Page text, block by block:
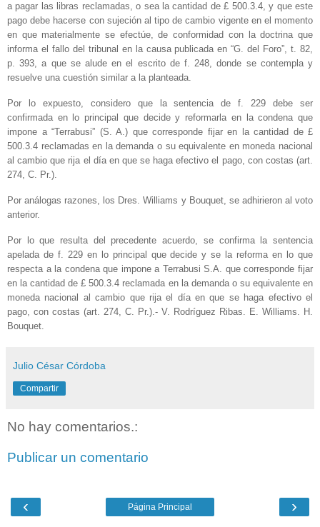
a pagar las libras reclamadas, o sea la cantidad de £ 500.3.4, y que este
pago debe hacerse con sujeción al tipo de cambio vigente en el momento
en que materialmente se efectúe, de conformidad con la doctrina que
informa el fallo del tribunal en la causa publicada en “G. del Foro”, t. 82,
p. 393, a que se alude en el escrito de f. 248, donde se contempla y
resuelve una cuestión similar a la planteada.
Por lo expuesto, considero que la sentencia de f. 229 debe ser
confirmada en lo principal que decide y reformarla en la condena que
impone a “Terrabusi” (S. A.) que corresponde fijar en la cantidad de £
500.3.4 reclamadas en la demanda o su equivalente en moneda nacional
al cambio que rija el día en que se haga efectivo el pago, con costas (art.
274, C. Pr.).
Por análogas razones, los Dres. Williams y Bouquet, se adhirieron al voto
anterior.
Por lo que resulta del precedente acuerdo, se confirma la sentencia
apelada de f. 229 en lo principal que decide y se la reforma en lo que
respecta a la condena que impone a Terrabusi S.A. que corresponde fijar
en la cantidad de £ 500.3.4 reclamada en la demanda o su equivalente en
moneda nacional al cambio que rija el día en que se haga efectivo el
pago, con costas (art. 274, C. Pr.).- V. Rodríguez Ribas. E. Williams. H.
Bouquet.
Julio César Córdoba
Compartir
No hay comentarios.:
Publicar un comentario
‹ ›
Página Principal